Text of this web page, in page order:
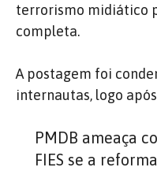
terrorismo midiático
completa.
A postagem foi
internautas, logo
PMDB ameaça
FIES se a